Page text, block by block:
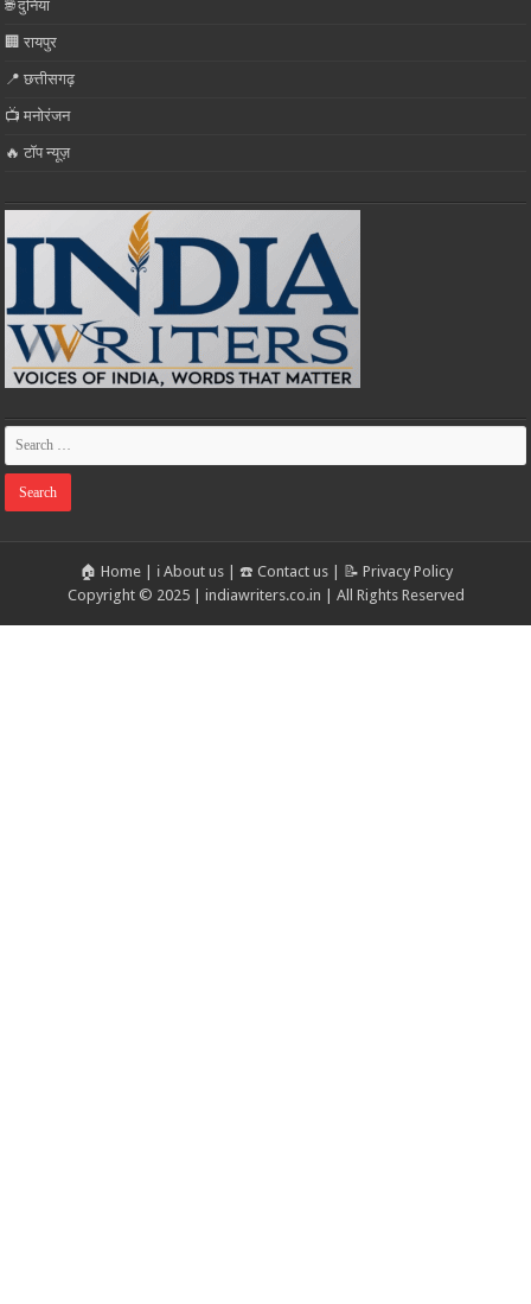
🌐 दुनिया
🏢 रायपुर
📍 छत्तीसगढ़
📺 मनोरंजन
🔥 टॉप न्यूज़
🏠 Home| ℹ️ About us| ☎️ Contact us| 📝 Privacy Policy
Copyright © 2025 | indiawriters.co.in | All Rights Reserved